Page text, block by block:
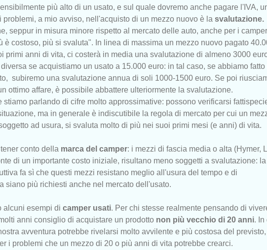
più alto di un usato, e sul quale dovremo anche pagare l'IVA,
problemi, a mio avviso, nell'acquisto di un mezzo nuovo è la svalutazione.
seppur in misura minore rispetto al mercato delle auto, anche per i
è costoso, più si svaluta". In linea di massima un mezzo nuovo pagato
primi anni di vita, ci costerà in media una svalutazione di almeno 3000
se acquistiamo un usato a 15.000 euro: in tal caso, se abbiamo fatto
subiremo una svalutazione annua di soli 1000-1500 euro. Se poi
ottimo affare, è possibile abbattere ulteriormente la svalutazione.
stiamo parlando di cifre molto approssimative: possono verificarsi
ma in generale è indiscutibile la regola di mercato per cui un
ad usura, si svaluta molto di più nei suoi primi mesi (e anni) di vita.
conto della marca del camper: i mezzi di fascia media o alta (Hymer,
di un importante costo iniziale, risultano meno soggetti a svalutazione: la
fa sì che questi mezzi resistano meglio all'usura del tempo e di
siano più richiesti anche nel mercato dell'usato.
alcuni esempi di camper usati. Per chi stesse realmente pensando di
anni consiglio di acquistare un prodotto non più vecchio di 20 anni. In
avventura potrebbe rivelarsi molto avvilente e più costosa del previsto,
i problemi che un mezzo di 20 o più anni di vita potrebbe crearci.